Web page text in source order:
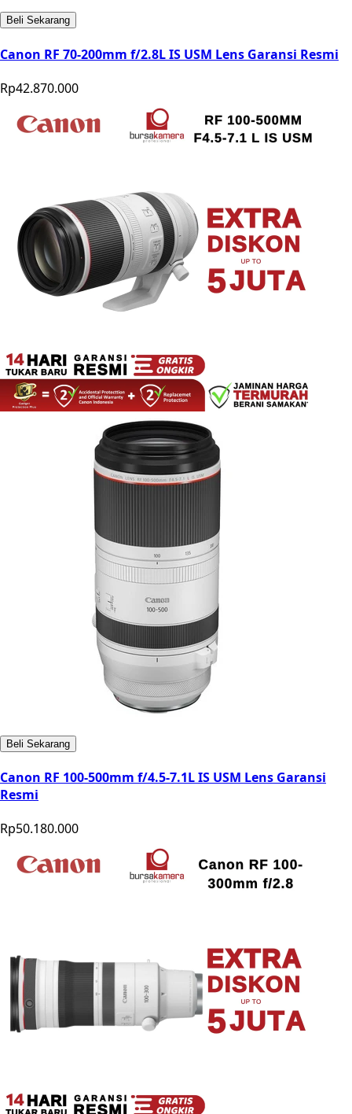
Beli Sekarang
Canon RF 70-200mm f/2.8L IS USM Lens Garansi Resmi
Rp42.870.000
Beli Sekarang
Canon RF 100-500mm f/4.5-7.1L IS USM Lens Garansi
Resmi
Rp50.180.000